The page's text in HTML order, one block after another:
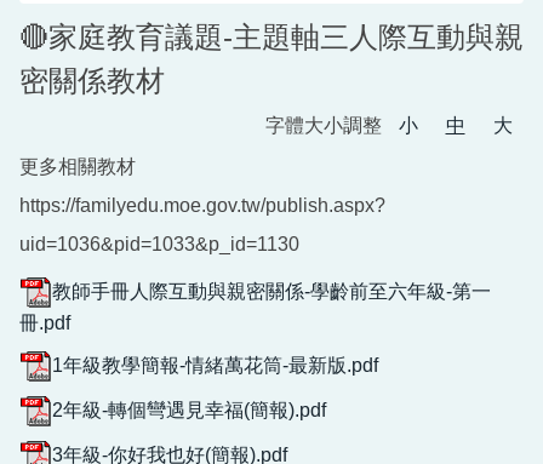
中港國小50
週年紀念專刊
🔴家庭教育議題-主題軸三人際互動與親
密關係教材
字體大小調整 小 中
大
更多相關教材
https://familyedu.moe.gov.tw/publish.aspx?
uid=1036&pid=1033&p_id=1130
教師手冊人際互動與親密關係-學齡前至六年級-第一
冊.pdf
1年級教學簡報-情緒萬花筒-最新版.pdf
2年級-轉個彎遇見幸福(簡報).pdf
3年級-你好我也好(簡報).pdf